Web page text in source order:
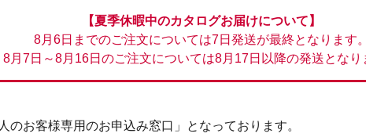
【夏季休暇中のカタログお届けについて】
8月6日までのご注文については7日発送が最終となります。
8月7日～8月16日のご注文については8月17日以降の発送となり
のお客様専用のお申込み窓口」となっております。